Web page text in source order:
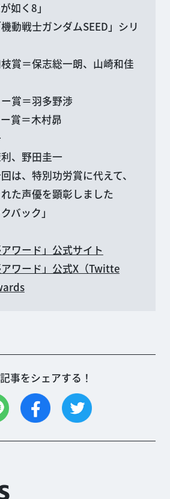
如く8」
動戦士ガンダムSEED」シリ
賞＝保志総一朗、山崎和佳
賞＝羽多野渉
賞＝木村昴
、野田圭一
は、特別功労賞に代えて、
た声優を顕彰しました
バック」
アワード」公式サイト
アワード」公式X（Twitte
事をシェアする！